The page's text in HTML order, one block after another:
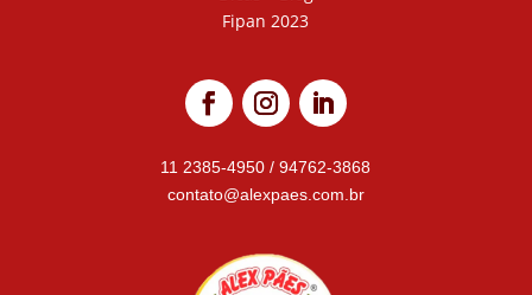
Fipan 2023
11 2385-4950/ 94762-3868
contato@alexpaes.com.br